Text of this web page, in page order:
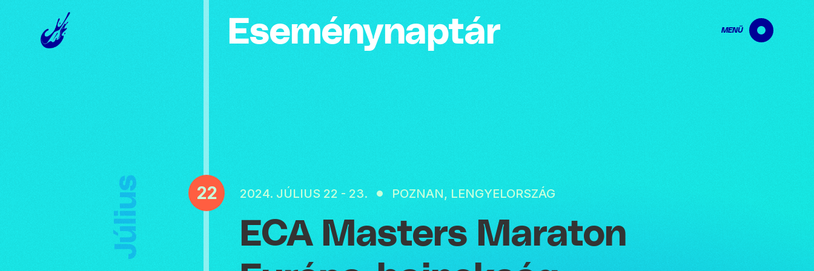
MENÜ
Esemény­naptár
Július 22 2024. JÚLIUS 22 - 23. POZNAN, LENGYELORSZÁG
ECA Masters Maraton